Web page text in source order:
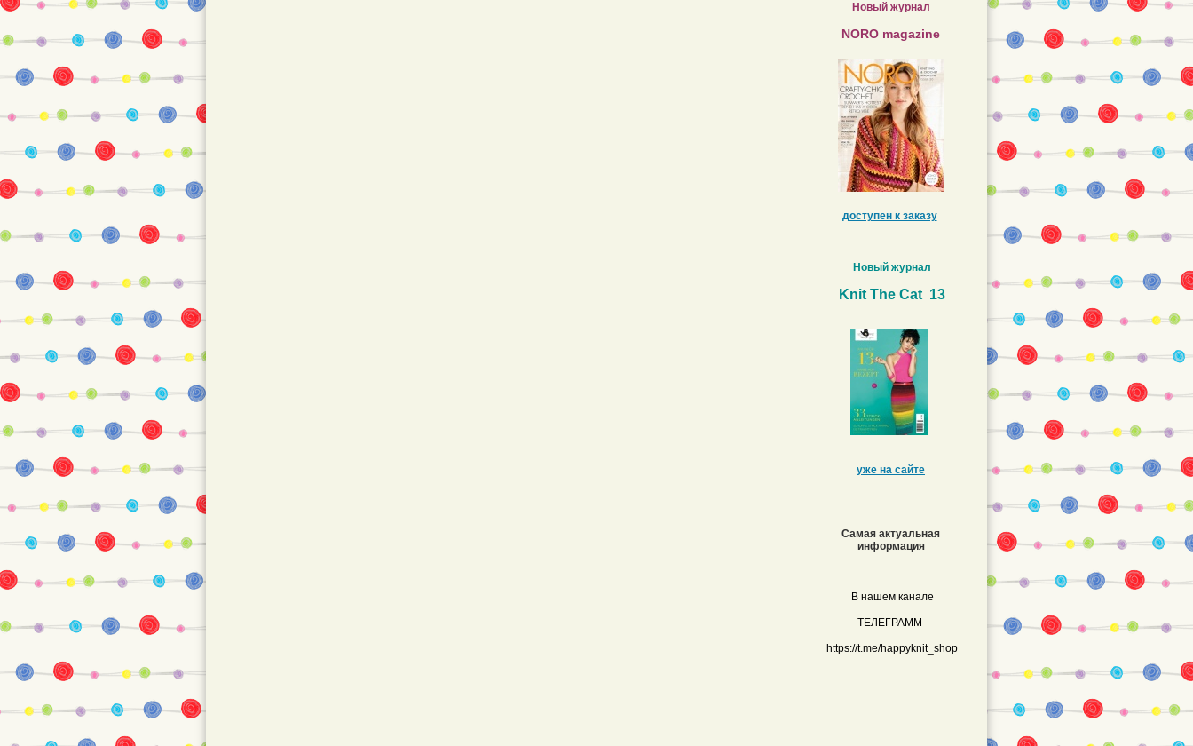
Новый журнал
NORO magazine
доступен к заказу
Новый журнал
Knit The Cat 13
уже на сайте
Самая актуальная
информация
В нашем канале
ТЕЛЕГРАММ
https://t.me/happyknit_shop